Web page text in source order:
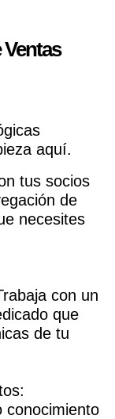
aquí.
tus socios
de
necesites
con un
que
de tu
conocimiento